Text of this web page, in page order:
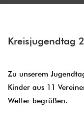
Kreisjugendtag
Zu unserem
Kinder aus 11
Wetter begrüßen.